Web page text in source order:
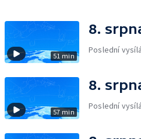
51 min
8.
Poslední
57 min
8.
Poslední